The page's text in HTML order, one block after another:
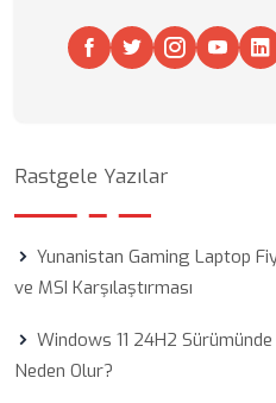
Rastgele Yazılar
Yunanistan Gaming Laptop
ve MSI Karşılaştırması
Windows 11 24H2 Sürümünde
Neden Olur?